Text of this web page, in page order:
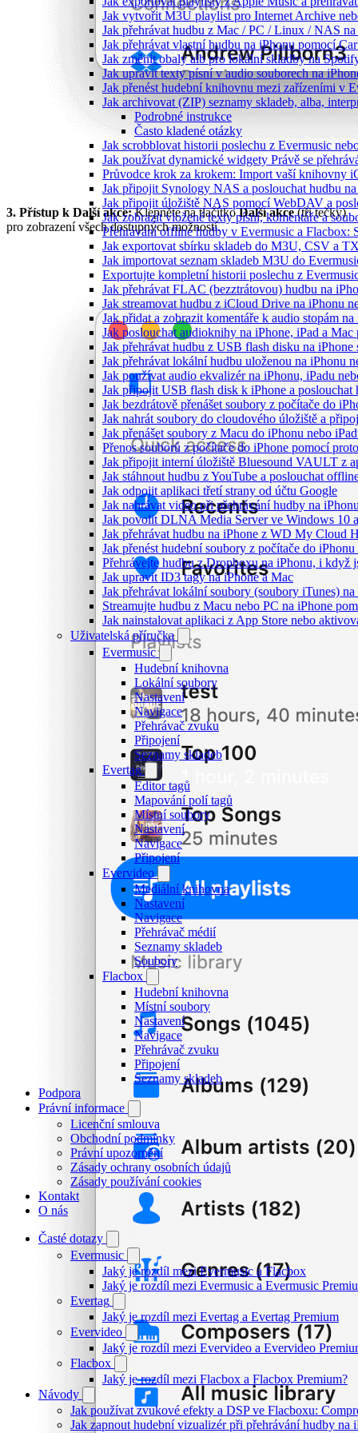
Jak vytvořit M3U playlist pro Internet Archive
Jak přehrávat hudbu z Mac / PC / Linux / NAS
Jak přehrávat vlastní hudbu na iPhonu pomocí
Jak změnit obaly alb pro lokální skladby na
Jak upravit texty písní v audio souborech na
Jak přenést hudební knihovnu mezi zařízeními v
Jak archivovat (ZIP) seznamy skladeb, alba,
Podrobné instrukce
Často kladené otázky
Jak scrobblovat historii poslechu z Evermusic
Jak používat dynamické widgety Právě se
Průvodce krok za krokem: Import vaší knihovny
Jak připojit Synology NAS a poslouchat hudbu
Jak připojit úložiště NAS pomocí WebDAV a
Jak zobrazit vložené texty písní, komentáře a
Přehrávání offline hudby v Evermusic a Flacbox:
Jak exportovat sbírku skladeb do M3U, CSV a
Jak importovat seznam skladeb M3U do
Exportujte kompletní historii poslechu z
Jak přehrávat FLAC (bezztrátovou) hudbu na
Jak streamovat hudbu z iCloud Drive na iPhonu
Jak přidat a zobrazit komentáře k audio stopám
Jak poslouchat audioknihy na iPhone, iPad a
Jak přehrávat hudbu z USB flash disku na
Jak přehrávat lokální hudbu uloženou na iPhonu
Jak používat audio ekvalizér na iPhonu, iPadu
Jak připojit USB flash disk k iPhone a poslouchat
Jak bezdrátově přenášet soubory z počítače do
Jak nahrát soubory do cloudového úložiště a
Jak přenášet soubory z Macu do iPhonu nebo
Přenos souborů z počítače do iPhone pomocí
Jak připojit interní úložiště Bluesound VAULT z
Jak stáhnout hudbu z YouTube a poslouchat
Jak odpojit aplikaci třetí strany od účtu Google
Jak nahrávat video při přehrávání hudby na
Jak povolit DLNA Media Server ve Windows 10
Jak přehrávat hudbu na iPhone z WD My Cloud
Jak přenést hudební soubory z počítače do
Přehrávejte hudbu z Dropboxu na iPhonu, i když
Jak upravit ID3 tagy na iPhone a Mac
Jak přehrávat lokální soubory (soubory iTunes)
Streamujte hudbu z Macu nebo PC na iPhone
Jak nainstalovat aplikaci z App Store nebo
Uživatelská příručka
Evermusic
Hudební knihovna
Lokální soubory
Nastavení
Navigace
Přehrávač zvuku
Připojení
Seznamy skladeb
Evertag
Editor tagů
Mapování polí tagů
Místní soubory
Nastavení
Navigace
Připojení
Evervideo
Mediální knihovna
Nastavení
Navigace
Přehrávač médií
Seznamy skladeb
Soubory
Flacbox
Hudební knihovna
Místní soubory
Nastavení
Navigace
Přehrávač zvuku
Připojení
Seznamy skladeb
Podpora
Právní informace
Licenční smlouva
Obchodní podmínky
Právní upozornění
Zásady ochrany osobních údajů
Zásady používání cookies
Kontakt
O nás
Časté dotazy
Evermusic
Jaký je rozdíl mezi Evermusic a Flacbox
Jaký je rozdíl mezi Evermusic a Evermusic
Evertag
Jaký je rozdíl mezi Evertag a Evertag Premium
Evervideo
Jaký je rozdíl mezi Evervideo a Evervideo
Flacbox
Jaký je rozdíl mezi Flacbox a Flacbox Premium?
Návody
Jak používat zvukové efekty a DSP ve Flacboxu:
Jak zapnout hudební vizualizér při přehrávání hudby na
3. Přístup k Další akce:Klepněte na tlačítkoDalší akce(tři tečky)
pro zobrazení všech dostupných možností.